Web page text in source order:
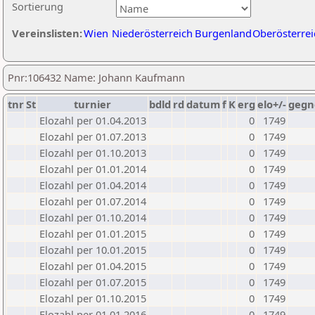
Sortierung
Vereinslisten:Wien Niederösterreich Burgenland
Pnr:106432 Name: Johann Kaufmann
tnrSt turnier bdld rd datumf Kerg elo+/-
Elozahl per 01.04.2013
0
1749
Elozahl per 01.07.2013
0
1749
Elozahl per 01.10.2013
0
1749
Elozahl per 01.01.2014
0
1749
Elozahl per 01.04.2014
0
1749
Elozahl per 01.07.2014
0
1749
Elozahl per 01.10.2014
0
1749
Elozahl per 01.01.2015
0
1749
Elozahl per 10.01.2015
0
1749
Elozahl per 01.04.2015
0
1749
Elozahl per 01.07.2015
0
1749
Elozahl per 01.10.2015
0
1749